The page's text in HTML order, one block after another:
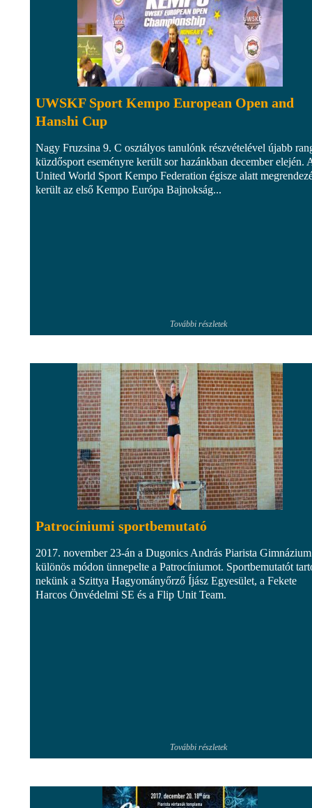
UWSKF Sport Kempo European Open and
Hanshi Cup
Nagy Fruzsina 9. C osztályos tanulónk részvételével újabb
küzdősport eseményre került sor hazánkban december elején.
United World Sport Kempo Federation égisze alatt
került az első Kempo Európa Bajnokság...
További részletek
Patrocíniumi sportbemutató
2017. november 23-án a Dugonics András Piarista Gimnázium
különös módon ünnepelte a Patrocíniumot. Sportbemutatót
nekünk a Szittya Hagyományőrző Íjász Egyesület, a Fekete
Harcos Önvédelmi SE és a Flip Unit Team.
További részletek